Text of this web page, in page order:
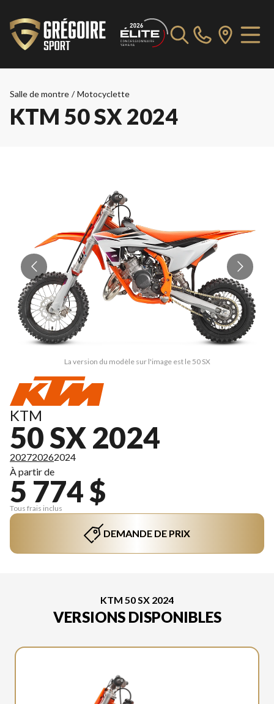
Salle de montre / Motocyclette
KTM 50 SX 2024
La version du modèle sur l'image est le 50 SX
KTM
50 SX 2024
202720262024
À partir de
5 774 $
Tous frais inclus
DEMANDE DE PRIX
KTM 50 SX 2024
VERSIONS DISPONIBLES